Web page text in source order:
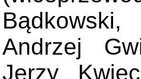
Andrzej
Jerzy